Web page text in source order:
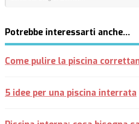
Potrebbe interessarti anche…
Come pulire la piscina
5 idee per una piscina interrata